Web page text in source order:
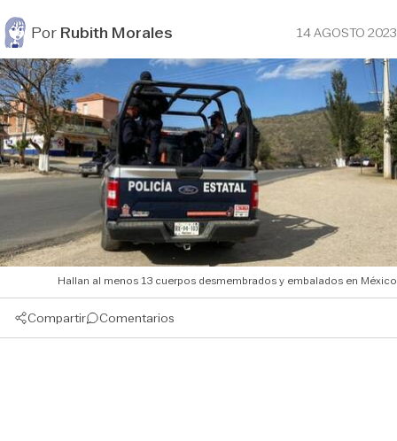
PorRubith Morales 14 AGOSTO 2023
Hallan al menos 13 cuerpos desmembrados y embalados en México
Compartir Comentarios